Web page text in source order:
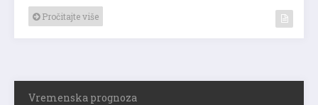
Pročitajte više
Vremenska prognoza